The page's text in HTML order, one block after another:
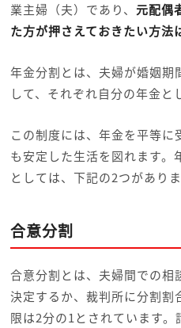
業主婦（夫）であり、 元配偶
た方が押さえておきたい方法
年金分割とは、夫婦が婚姻期
して、それぞれ自分の年金と
この制度には、年金を平等
も安定した生活を図れます
としては、下記の2つがありま
合意分割
合意分割とは、夫婦間での相
決定するか、裁判所に分割割
限は2分の1とされています